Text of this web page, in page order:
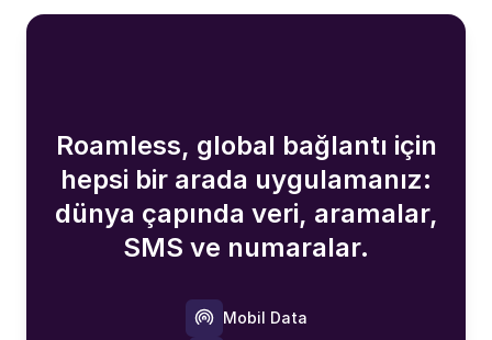
Roamless, global bağlantı için
hepsi bir arada uygulamanız:
dünya çapında veri, aramalar,
SMS ve numaralar.
Mobil Data